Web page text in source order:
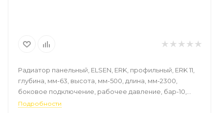
Радиатор панельный, ELSEN, ERK, профильный, ERK 11,
глубина, мм-63, высота, мм-500, длина, мм-2300,
боковое подключение, рабочее давление, бар-10,
цвет-RAL 9016 (белый)
Подробности